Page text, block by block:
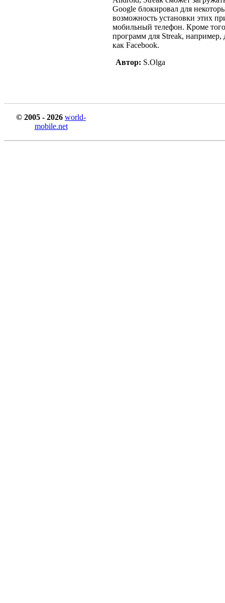
Google блокировал для
возможность установки этих
мобильный телефон. Кроме
программ для Streak,
как Facebook.
Автор: S.Olga
© 2005 - 2026 world-
mobile.net